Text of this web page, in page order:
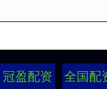
冠盈配资
全国配